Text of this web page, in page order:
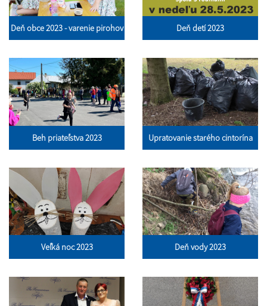
Deň obce 2023 - varenie pirohov Deň detí 2023
Beh priateľstva 2023 Upratovanie starého cintorína
Veľká noc 2023 Deň vody 2023